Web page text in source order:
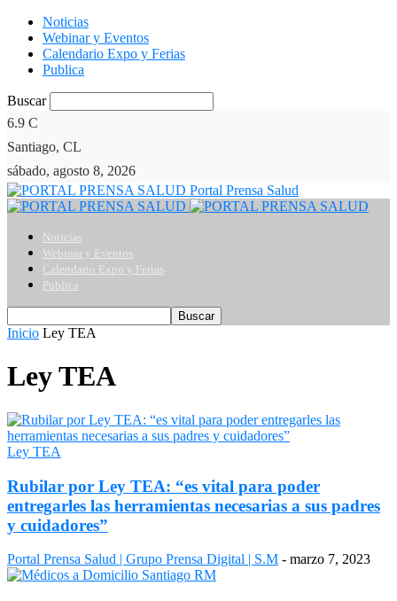
Noticias
Webinar y Eventos
Calendario Expo y Ferias
Publica
Buscar
6.9 C
Santiago, CL
sábado, agosto 8, 2026
Portal Prensa Salud
Noticias
Webinar y Eventos
Calendario Expo y Ferias
Publica
Inicio Ley TEA
Ley TEA
Ley TEA
Rubilar por Ley TEA: “es vital para poder
entregarles las herramientas necesarias a sus padres
y cuidadores”
Portal Prensa Salud | Grupo Prensa Digital | S.M - marzo 7, 2023